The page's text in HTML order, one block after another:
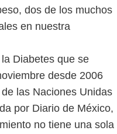
dos de los muchos
en nuestra
Diabetes que se
desde 2006
las Naciones Unidas
por Diario de México,
no tiene una sola